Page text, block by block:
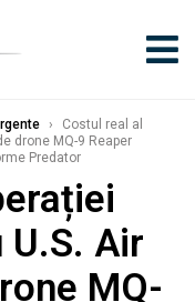
›
Costul real al
drone MQ-9 Reaper
Predator
U.S. Air
MQ-